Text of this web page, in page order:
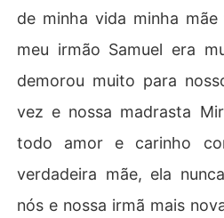
de minha vida minha
meu irmão Samuel era
demorou muito para
vez e nossa madrasta
todo amor e carinho
verdadeira mãe, ela
nós e nossa irmã mais